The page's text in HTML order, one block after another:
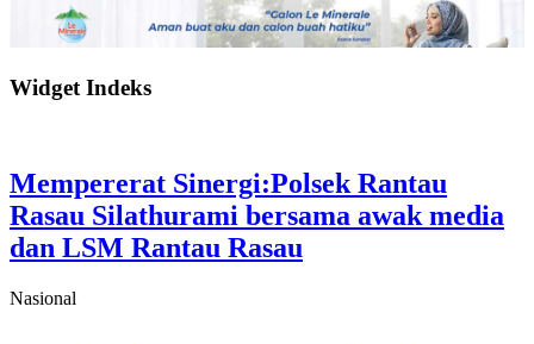
Widget Indeks
Mempererat Sinergi:Polsek Rantau
Rasau Silathurami bersama awak media
dan LSM Rantau Rasau
Nasional